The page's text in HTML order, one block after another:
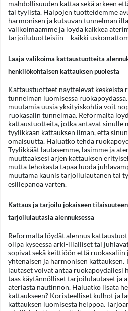
mahdollisuuden kattaa sekä arkeen
tai tyylistä. Halpojen tuotteidemme
harmonisen ja kutsuvan tunnelman
valikoimaamme ja löydä kaikkea
tarjoilutuotteisiin – kaikki
Laaja valikoima kattaustuotteita
henkilökohtaisen kattauksen puolesta
Kattaustuotteet näyttelevät keskeistä
tunnelman luomisessa
muutamia uusia yksityiskohtia voit
ruokasalin tunnelmaa. Reformalta
kattaustuotteita, jotka antavat sinulle
tyylikkään kattauksen ilman, että
omaisuutta. Haluatko tehdä
Tyylikkäät lautasemme, lasimme ja
muuttaaksesi arjen kattauksen
mutta tehokasta tapaa luoda
muutama kaunis tarjoilulautanen tai
esillepanoa varten.
Kattaus ja tarjoilu jokaiseen
tarjoilulautasia alennuksessa
Reformalta löydät alennus
olipa kyseessä arki-illalliset tai
sopivat sekä keittiöön että ruokasaliin
yhtenäisen ja harmonisen
lautaset voivat antaa ruokapöydällesi
taas käytännölliset tarjoilulautaset ja
ateriasta nautinnon. Haluatko lisätä
kattaukseen? Koristeelliset kulhot ja
kattauksen luomisesta helppoa.